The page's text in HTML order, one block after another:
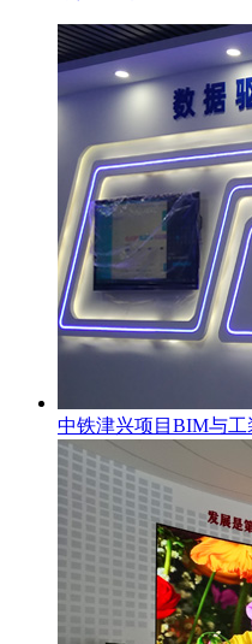
中铁津兴项目BIM与